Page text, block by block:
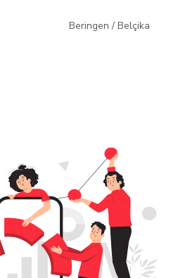
Beringen / Belçika